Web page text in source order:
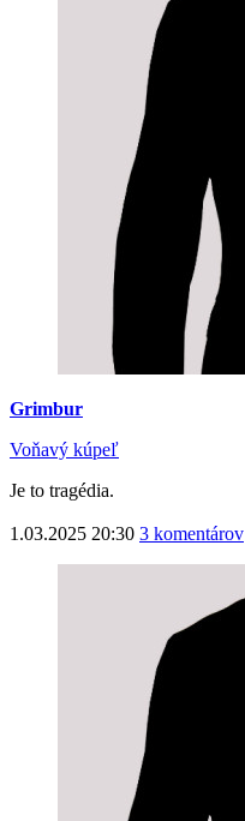
Grimbur
Voňavý kúpeľ
Je to tragédia.
1.03.2025 20:30 3 komentárov